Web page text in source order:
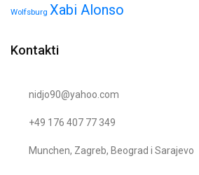
Wolfsburg Xabi Alonso
Kontakti
nidjo90@yahoo.com
+49 176 407 77 349
Munchen, Zagreb, Beograd i Sarajevo